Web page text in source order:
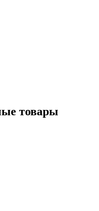
товары